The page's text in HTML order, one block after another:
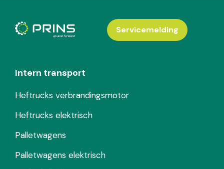
Intern transport
Heftrucks verbrandingsmotor
Heftrucks elektrisch
Palletwagens
Palletwagens elektrisch
Servicemelding